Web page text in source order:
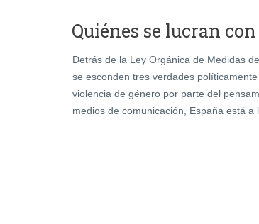
Quiénes se lucran
Detrás de la Ley Orgánica de Medidas
se esconden tres verdades
violencia de género por parte del
medios de comunicación, España está